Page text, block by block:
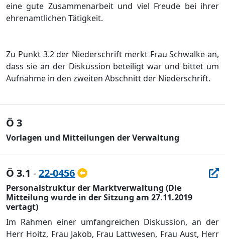
eine gute Zusammenarbeit und viel Freude bei ihrer
ehrenamtlichen Tätigkeit.
Zu Punkt 3.2 der Niederschrift merkt Frau Schwalke an,
dass sie an der Diskussion beteiligt war und bittet um
Aufnahme in den zweiten Abschnitt der Niederschrift.
Ö 3
Vorlagen und Mitteilungen der Verwaltung
Ö 3.1 -22-0456
Personalstruktur der Marktverwaltung (Die
Mitteilung wurde in der Sitzung am 27.11.2019
vertagt)
Im Rahmen einer umfangreichen Diskussion, an der
Herr Hoitz, Frau Jakob, Frau Lattwesen, Frau Aust, Herr